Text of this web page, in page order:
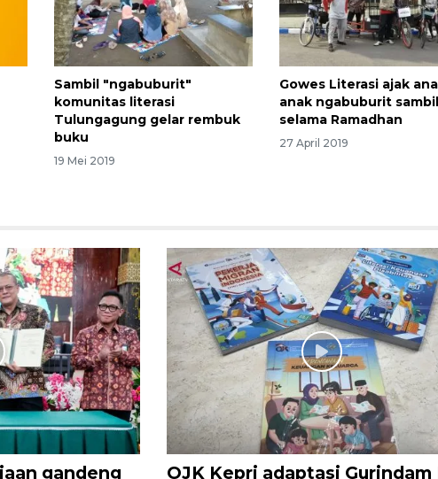
Sambil "ngabuburit"
komunitas literasi
Tulungagung gelar rembuk
buku
19 Mei 2019
Gowes Literasi ajak
anak ngabuburit
selama Ramadhan
27 April 2019
gandeng
OJK Kepri adaptasi Gurindam